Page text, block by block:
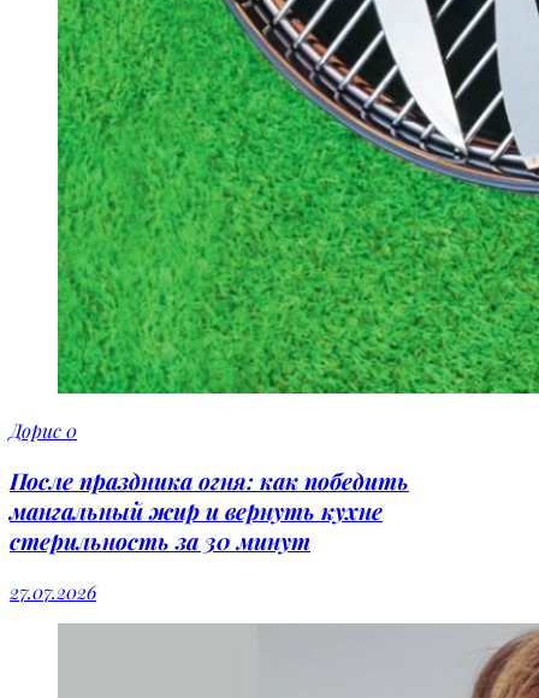
Дорис0
После праздника огня: как победить
мангальный жир и вернуть кухне
стерильность за 30 минут
27.07.2026